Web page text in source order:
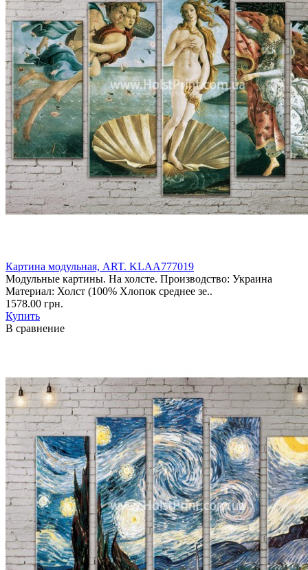
Картина модульная, ART. KLAA777019
Модульные картины. На холсте. Производство: Украина
Материал: Холст (100% Хлопок среднее зе..
1578.00 грн.
Купить
В сравнение